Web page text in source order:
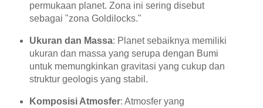
permukaan planet. Zona ini sering disebut
sebagai "zona Goldilocks."
Ukuran dan Massa: Planet sebaiknya memiliki
ukuran dan massa yang serupa dengan Bumi
untuk memungkinkan gravitasi yang cukup dan
struktur geologis yang stabil.
Komposisi Atmosfer: Atmosfer yang